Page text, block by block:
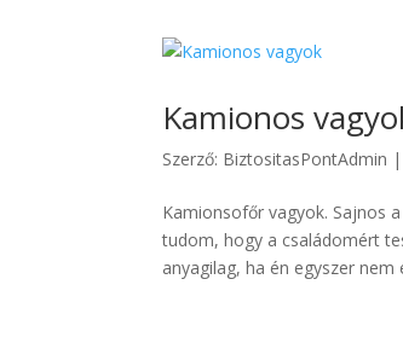
Kamionos
Szerző: BiztositasPontAdmin |
Kamionsofőr vagyok. Sajnos
tudom, hogy a családomért
anyagilag, ha én egyszer nem